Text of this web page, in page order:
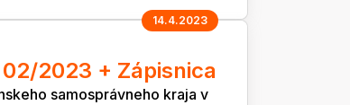
14.4.2023
2023 + Zápisnica
samosprávneho kraja v